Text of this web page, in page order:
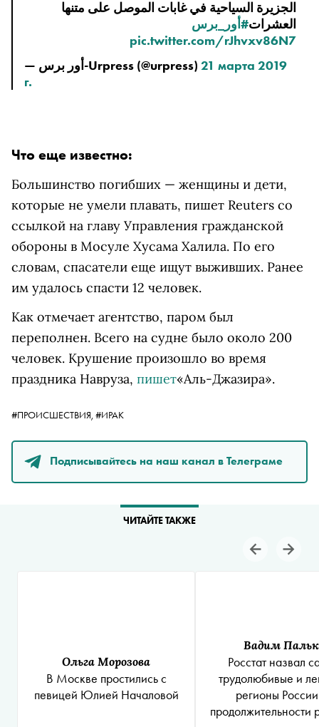
العشرات#أور_برس
pic.twitter.com/rJhvxv86N7
— أور برس-Urpress (@urpress) 21 марта 2019
г.
Что еще известно:
Большинство погибших — женщины и дети,
которые не умели плавать, пишет Reuters со
ссылкой на главу Управления гражданской
обороны в Мосуле Хусама Халила. По его
словам, спасатели еще ищут выживших. Ранее
им удалось спасти 12 человек.
Как отмечает агентство, паром был
переполнен. Всего на судне было около 200
человек. Крушение произошло во время
праздника Навруза, пишет«Аль-Джазира».
#ПРОИСШЕСТВИЯ, #ИРАК
Подписывайтесь на наш канал в Телеграме
ЧИТАЙТЕ ТАКЖЕ
Ольга Морозова
В Москве простились с
певицей Юлией Началовой
Вадим
Росстат назвал
трудолюбивые и
регионы
продолжительности